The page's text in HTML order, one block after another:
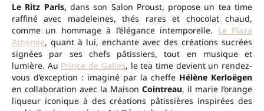
Le Ritz Paris, dans son Salon Proust, propose un tea time
raffiné avec madeleines, thés rares et chocolat chaud,
comme un hommage à l’élégance intemporelle. Le Plaza
Athénée, quant à lui, enchante avec des créations sucrées
signées par ses chefs pâtissiers, tout en musique et
lumière. Au Prince de Galles, le tea time devient un rendez-
vous d’exception : imaginé par la cheffe Hélène Kerloëgen
en collaboration avec la Maison Cointreau, il marie l’orange
liqueur iconique à des créations pâtissières inspirées des